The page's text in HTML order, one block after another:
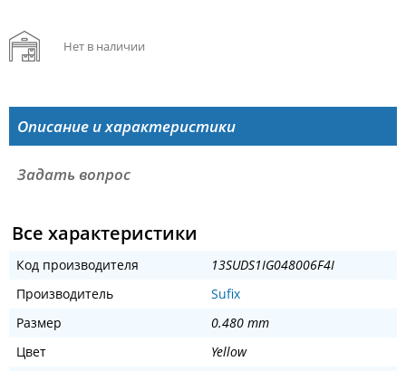
Нет в наличии
Описание и характеристики
Задать вопрос
Все характеристики
Код производителя
13SUDS1IG048006F4I
Производитель
Sufix
Размер
0.480 mm
Цвет
Yellow